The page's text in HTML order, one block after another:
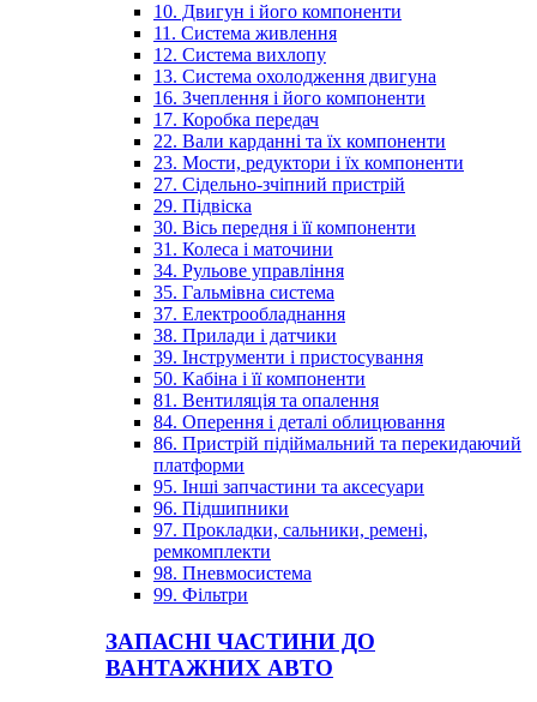
10. Двигун і його компоненти
11. Система живлення
12. Система вихлопу
13. Система охолодження двигуна
16. Зчеплення і його компоненти
17. Коробка передач
22. Вали карданні та їх компоненти
23. Мости, редуктори і їх компоненти
27. Сідельно-зчіпний пристрій
29. Підвіска
30. Вісь передня і її компоненти
31. Колеса і маточини
34. Рульове управління
35. Гальмівна система
37. Електрообладнання
38. Прилади і датчики
39. Інструменти і пристосування
50. Кабіна і її компоненти
81. Вентиляція та опалення
84. Оперення і деталі облицювання
86. Пристрій підіймальний та перекидаючий
платформи
95. Інші запчастини та аксесуари
96. Підшипники
97. Прокладки, сальники, ремені,
ремкомплекти
98. Пневмосистема
99. Фільтри
ЗАПАСНІ ЧАСТИНИ ДО
ВАНТАЖНИХ АВТО